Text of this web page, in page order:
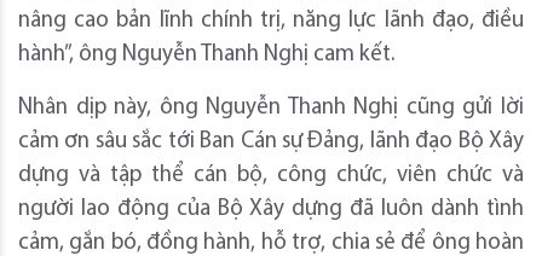
nâng cao bản lĩnh chính trị, năng lực lãnh đạo, điều
hành”, ông Nguyễn Thanh Nghị cam kết.
Nhân dịp này, ông Nguyễn Thanh Nghị cũng gửi lời
cảm ơn sâu sắc tới Ban Cán sự Đảng, lãnh đạo Bộ Xây
dựng và tập thể cán bộ, công chức, viên chức và
người lao động của Bộ Xây dựng đã luôn dành tình
cảm, gắn bó, đồng hành, hỗ trợ, chia sẻ để ông hoàn